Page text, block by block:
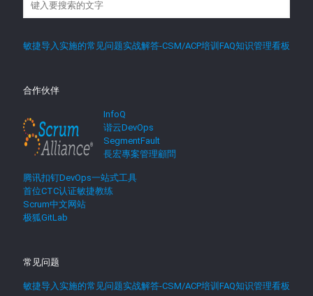
敏捷导入实施的常见问题实战解答-CSM/ACP培训FAQ知识管理看板
合作伙伴
InfoQ
谐云DevOps
SegmentFault
長宏專案管理顧問
腾讯扣钉DevOps一站式工具
首位CTC认证敏捷教练
Scrum中文网站
极狐GitLab
常见问题
敏捷导入实施的常见问题实战解答-CSM/ACP培训FAQ知识管理看板